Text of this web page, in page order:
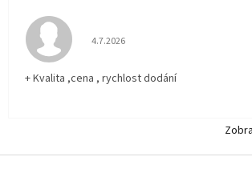
Hodnocení obchodu je 5 z 5
4.7.2026
+ Kvalita ,cena , rychlost dodání